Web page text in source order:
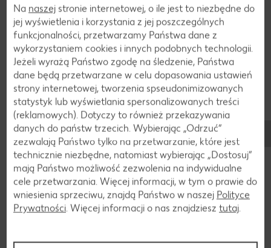
Składniki
Składniki prosa
To drobnoziarniste zboże zawiera wiele cennych składników
odżywczych, zwłaszcza niezbędnych dla organizmu
pierwiastków śladowych, minerałów oraz witamin i
magnezu. Zawiera również kwas krzemowy. Wpływa więc
Na naszej stronie internetowej, o ile jest to niezbędne do
jej wyświetlenia i korzystania z jej poszczególnych
funkcjonalności, przetwarzamy Państwa dane z
wykorzystaniem cookies i innych podobnych technologii.
Jeżeli wyrażą Państwo zgodę na śledzenie, Państwa
dane będą przetwarzane w celu dopasowania ustawień
strony internetowej, tworzenia spseudonimizowanych
statystyk lub wyświetlania spersonalizowanych treści
(reklamowych). Dotyczy to również przekazywania
danych do państw trzecich. Wybierając „Odrzuć“
zezwalają Państwo tylko na przetwarzanie, które jest
technicznie niezbędne, natomiast wybierając „Dostosuj”
mają Państwo możliwość zezwolenia na indywidualne
cele przetwarzania. Więcej informacji, w tym o prawie do
wniesienia sprzeciwu, znajdą Państwo w naszej Polityce
Prywatności. Więcej informacji o nas znajdziesz tutaj.